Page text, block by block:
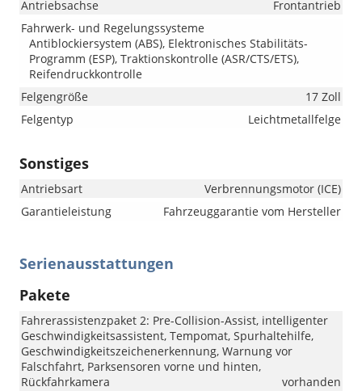
Antriebsachse
Frontantrieb
Fahrwerk- und Regelungssysteme
Antiblockiersystem (ABS), Elektronisches Stabilitäts-
Programm (ESP), Traktionskontrolle (ASR/CTS/ETS),
Reifendruckkontrolle
Felgengröße
17 Zoll
Felgentyp
Leichtmetallfelge
Sonstiges
Antriebsart
Verbrennungsmotor (ICE)
Garantieleistung
Fahrzeuggarantie vom Hersteller
Serienausstattungen
Pakete
Fahrerassistenzpaket 2: Pre-Collision-Assist, intelligenter
Geschwindigkeitsassistent, Tempomat, Spurhaltehilfe,
Geschwindigkeitszeichenerkennung, Warnung vor
Falschfahrt, Parksensoren vorne und hinten,
Rückfahrkamera
vorhanden